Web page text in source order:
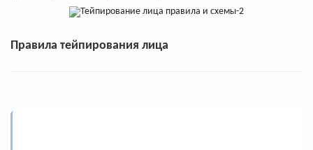
Правила тейпирования лица